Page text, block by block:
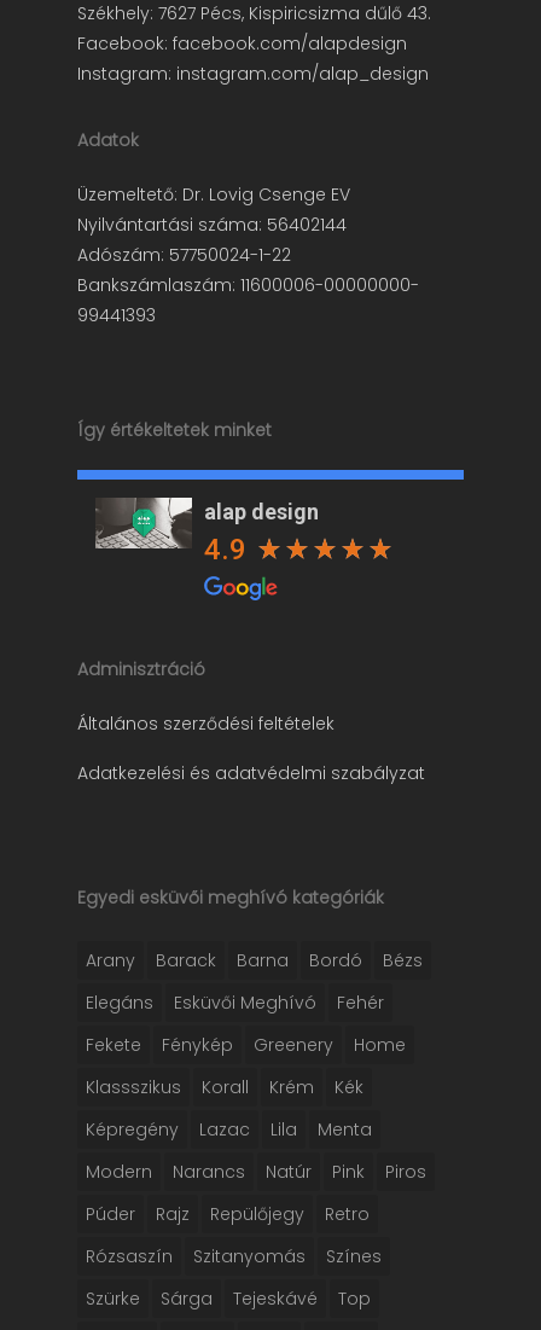
Székhely: 7627 Pécs, Kispiricsizma dűlő 43.
Facebook: facebook.com/alapdesign
Instagram: instagram.com/alap_design
Adatok
Üzemeltető: Dr. Lovig Csenge EV
Nyilvántartási száma: 56402144
Adószám: 57750024-1-22
Bankszámlaszám: 11600006-00000000-
99441393
Így értékeltetek minket
alap design
4.9
Adminisztráció
Általános szerződési feltételek
Adatkezelési és adatvédelmi szabályzat
Egyedi esküvői meghívó kategóriák
Arany Barack Barna Bordó
Bézs
Elegáns
Esküvői Meghívó
Fehér
Fekete
Fénykép Greenery
Home
Klassszikus
Korall Krém
Kék
Képregény
Lazac Lila
Menta
Modern
Narancs Natúr Pink
Piros
Púder
Rajz Repülőjegy
Retro
Rózsaszín
Szitanyomás
Színes
Szürke
Sárga Tejeskávé
Top